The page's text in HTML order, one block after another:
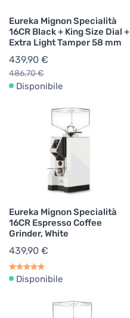
Eureka Mignon Specialità
16CR Black + King Size Dial +
Extra Light Tamper 58 mm
439,90 €
486,70 €
Disponibile
Eureka Mignon Specialità
16CR Espresso Coffee
Grinder, White
439,90 €
Disponibile